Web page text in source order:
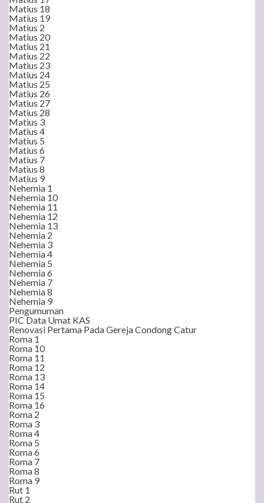
Matius 18
Matius 19
Matius 2
Matius 20
Matius 21
Matius 22
Matius 23
Matius 24
Matius 25
Matius 26
Matius 27
Matius 28
Matius 3
Matius 4
Matius 5
Matius 6
Matius 7
Matius 8
Matius 9
Nehemia 1
Nehemia 10
Nehemia 11
Nehemia 12
Nehemia 13
Nehemia 2
Nehemia 3
Nehemia 4
Nehemia 5
Nehemia 6
Nehemia 7
Nehemia 8
Nehemia 9
Pengumuman
PIC Data Umat KAS
Renovasi Pertama Pada Gereja Condong Catur
Roma 1
Roma 10
Roma 11
Roma 12
Roma 13
Roma 14
Roma 15
Roma 16
Roma 2
Roma 3
Roma 4
Roma 5
Roma 6
Roma 7
Roma 8
Roma 9
Rut 1
Rut 2